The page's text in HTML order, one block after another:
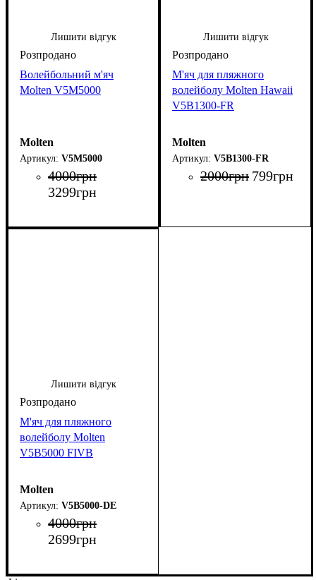
Лишити відгук
Волейбольний м'яч
Molten V5M5000
Molten
V5M5000
4000грн
3299грн
Лишити відгук
М'яч для пляжного
волейболу Molten Hawaii
V5B1300-FR
Molten
V5B1300-FR
2000грн 799грн
Лишити відгук
М'яч для пляжного
волейболу Molten
V5B5000 FIVB
Molten
V5B5000-DE
4000грн
2699грн